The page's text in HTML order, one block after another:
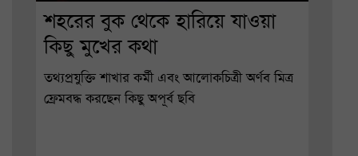
শহরের বুক থেকে হারিয়ে যাওয়া
কিছু মুখের কথা
তথ্যপ্রযুক্তি শাখার কর্মী এবং আলোকচিত্রী অর্ণব মিত্র
ফ্রেমবদ্ধ করছেন কিছু অপূর্ব ছবি